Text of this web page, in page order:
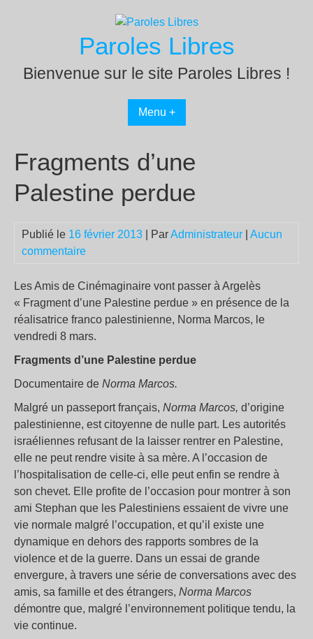
Paroles Libres
Bienvenue sur le site Paroles Libres !
Menu +
Fragments d’une
Palestine perdue
Publié le 16 février 2013 | ParAdministrateur
Aucun
commentaire
Les Amis de Cinémaginaire vont passer à Argelès
« Fragment d’une Palestine perdue » en présence de la
réalisatrice franco palestinienne, Norma Marcos, le
vendredi 8 mars.
Fragments d’une Palestine perdue
Documentaire de Norma Marcos.
Malgré un passeport français, Norma Marcos, d’origine
palestinienne, est citoyenne de nulle part. Les autorités
israéliennes refusant de la laisser rentrer en Palestine,
elle ne peut rendre visite à sa mère. A l’occasion de
l’hospitalisation de celle-ci, elle peut enfin se rendre à
son chevet. Elle profite de l’occasion pour montrer à son
ami Stephan que les Palestiniens essaient de vivre une
vie normale malgré l’occupation, et qu’il existe une
dynamique en dehors des rapports sombres de la
violence et de la guerre. Dans un essai de grande
envergure, à travers une série de conversations avec des
amis, sa famille et des étrangers, Norma Marcos
démontre que, malgré l’environnement politique tendu, la
vie continue.